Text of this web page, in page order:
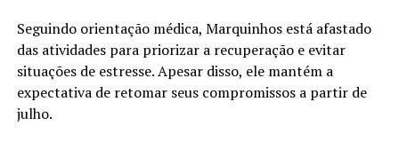
Seguindo orientação médica, Marquinhos está afastado
das atividades para priorizar a recuperação e evitar
situações de estresse. Apesar disso, ele mantém a
expectativa de retomar seus compromissos a partir de
julho.